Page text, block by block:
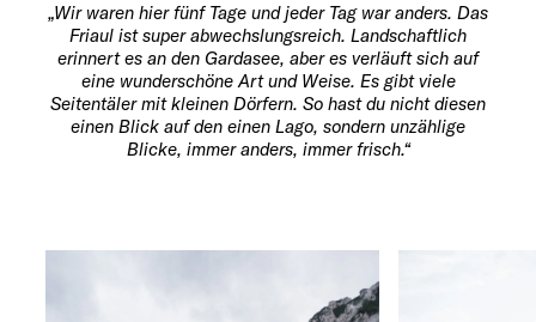
„Wir waren hier fünf Tage und jeder Tag war anders. Das
Friaul ist super abwechslungsreich. Landschaftlich
erinnert es an den Gardasee, aber es verläuft sich auf
eine wunderschöne Art und Weise. Es gibt viele
Seitentäler mit kleinen Dörfern. So hast du nicht diesen
einen Blick auf den einen Lago, sondern unzählige
Blicke, immer anders, immer frisch.“